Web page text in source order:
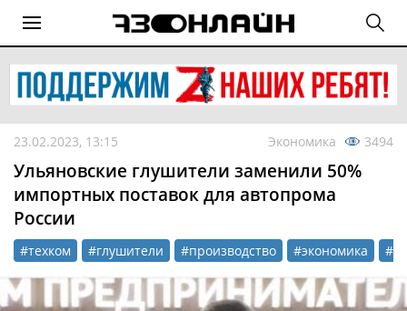
23.02.2023, 13:15 Экономика 3494
Ульяновские глушители заменили 50%
импортных поставок для автопрома
России
#техком #глушители #производство #экономика